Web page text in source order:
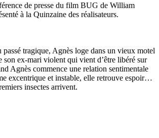
de presse du film BUG de William
à la Quinzaine des réalisateurs.
passé tragique, Agnès loge dans un vieux motel
son ex-mari violent qui vient d’être libéré sur
Agnès commence une relation sentimentale
excentrique et instable, elle retrouve espoir…
insectes arrivent.